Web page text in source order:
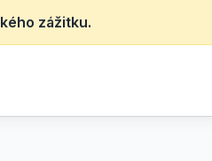
zážitku.